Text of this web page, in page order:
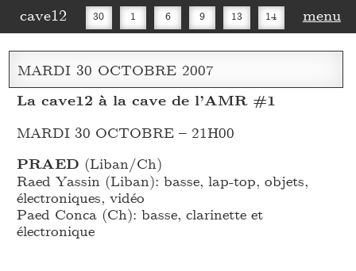
cave12 30 1 6 9 13 14
16 20 27 30
menu
MARDI 30 OCTOBRE 2007
La cave12 à la cave de l’AMR #1
MARDI 30 OCTOBRE – 21H00
PRAED (Liban/Ch)
Raed Yassin (Liban): basse, lap-top, objets,
électroniques, vidéo
Paed Conca (Ch): basse, clarinette et
électronique